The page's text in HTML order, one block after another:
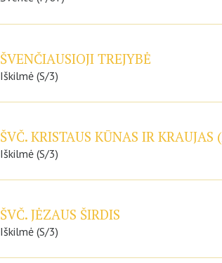
ŠVENČIAUSIOJI TREJYBĖ
Iškilmė (S/3)
ŠVČ. KRISTAUS KŪNAS IR KRAUJAS (
Iškilmė (S/3)
ŠVČ. JĖZAUS ŠIRDIS
Iškilmė (S/3)